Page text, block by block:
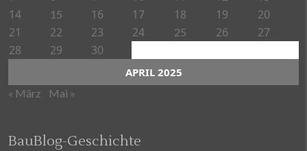
APRIL 2025
14
15 16 17 18 19
20
21
22 23 24 25 26
27
28
29 30
« März Mai »
BauBlog-Geschichte